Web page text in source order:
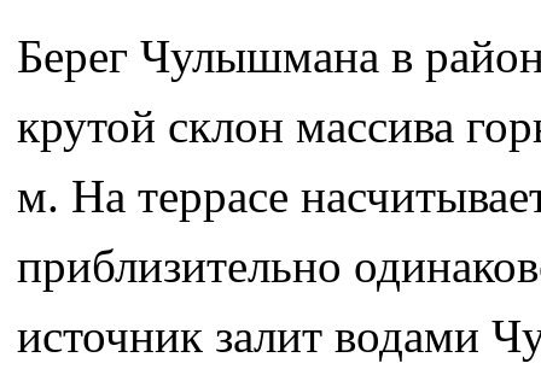
Берег Чулышмана в
крутой склон массива
м. На террасе
приблизительно
источник залит водами